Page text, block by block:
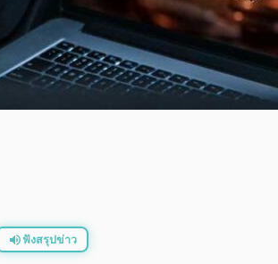
ฟังสรุปข่าว